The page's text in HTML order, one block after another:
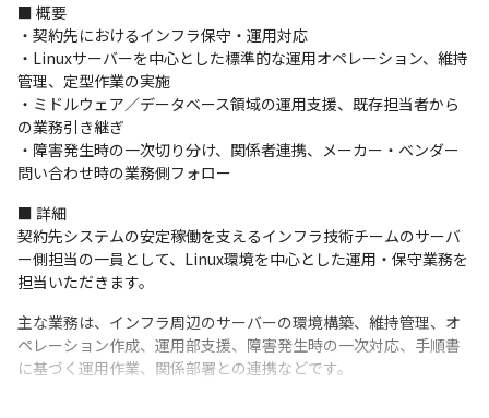
■ 概要
・契約先におけるインフラ保守・運用対応
・Linuxサーバーを中心とした標準的な運用オペレーション、維持
管理、定型作業の実施
・ミドルウェア／データベース領域の運用支援、既存担当者から
の業務引き継ぎ
・障害発生時の一次切り分け、関係者連携、メーカー・ベンダー
問い合わせ時の業務側フォロー
■ 詳細
契約先システムの安定稼働を支えるインフラ技術チームのサーバ
ー側担当の一員として、Linux環境を中心とした運用・保守業務を
担当いただきます。
主な業務は、インフラ周辺のサーバーの環境構築、維持管理、オ
ペレーション作成、運用部支援、障害発生時の一次対応、手順書
に基づく運用作業、関係部署との連携などです。